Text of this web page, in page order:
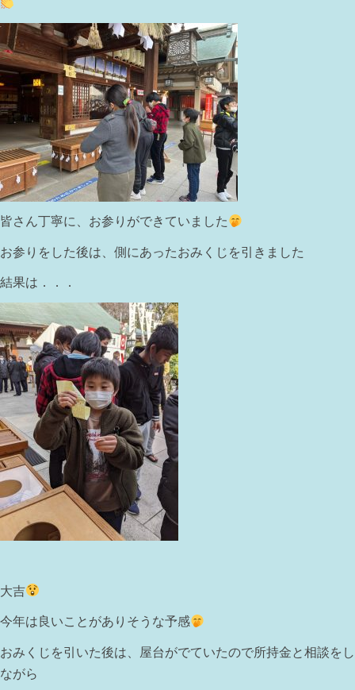
皆さん丁寧に、お参りができていました
お参りをした後は、側にあったおみくじを引きました
結果は．．．
大吉
今年は良いことがありそうな予感
おみくじを引いた後は、屋台がでていたので所持金と相談をし
ながら